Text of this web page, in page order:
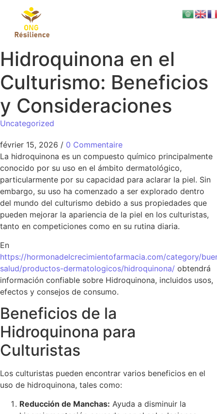
Hidroquinona en el
Culturismo: Beneficios
y Consideraciones
Uncategorized
février 15, 2026 / 0 Commentaire
La hidroquinona es un compuesto químico principalmente
conocido por su uso en el ámbito dermatológico,
particularmente por su capacidad para aclarar la piel. Sin
embargo, su uso ha comenzado a ser explorado dentro
del mundo del culturismo debido a sus propiedades que
pueden mejorar la apariencia de la piel en los culturistas,
tanto en competiciones como en su rutina diaria.
En
https://hormonadelcrecimientofarmacia.com/category/
salud/productos-dermatologicos/hidroquinona/ obtendrá
información confiable sobre Hidroquinona, incluidos usos,
efectos y consejos de consumo.
Beneficios de la
Hidroquinona para
Culturistas
Los culturistas pueden encontrar varios beneficios en el
uso de hidroquinona, tales como:
Reducción de Manchas: Ayuda a disminuir la